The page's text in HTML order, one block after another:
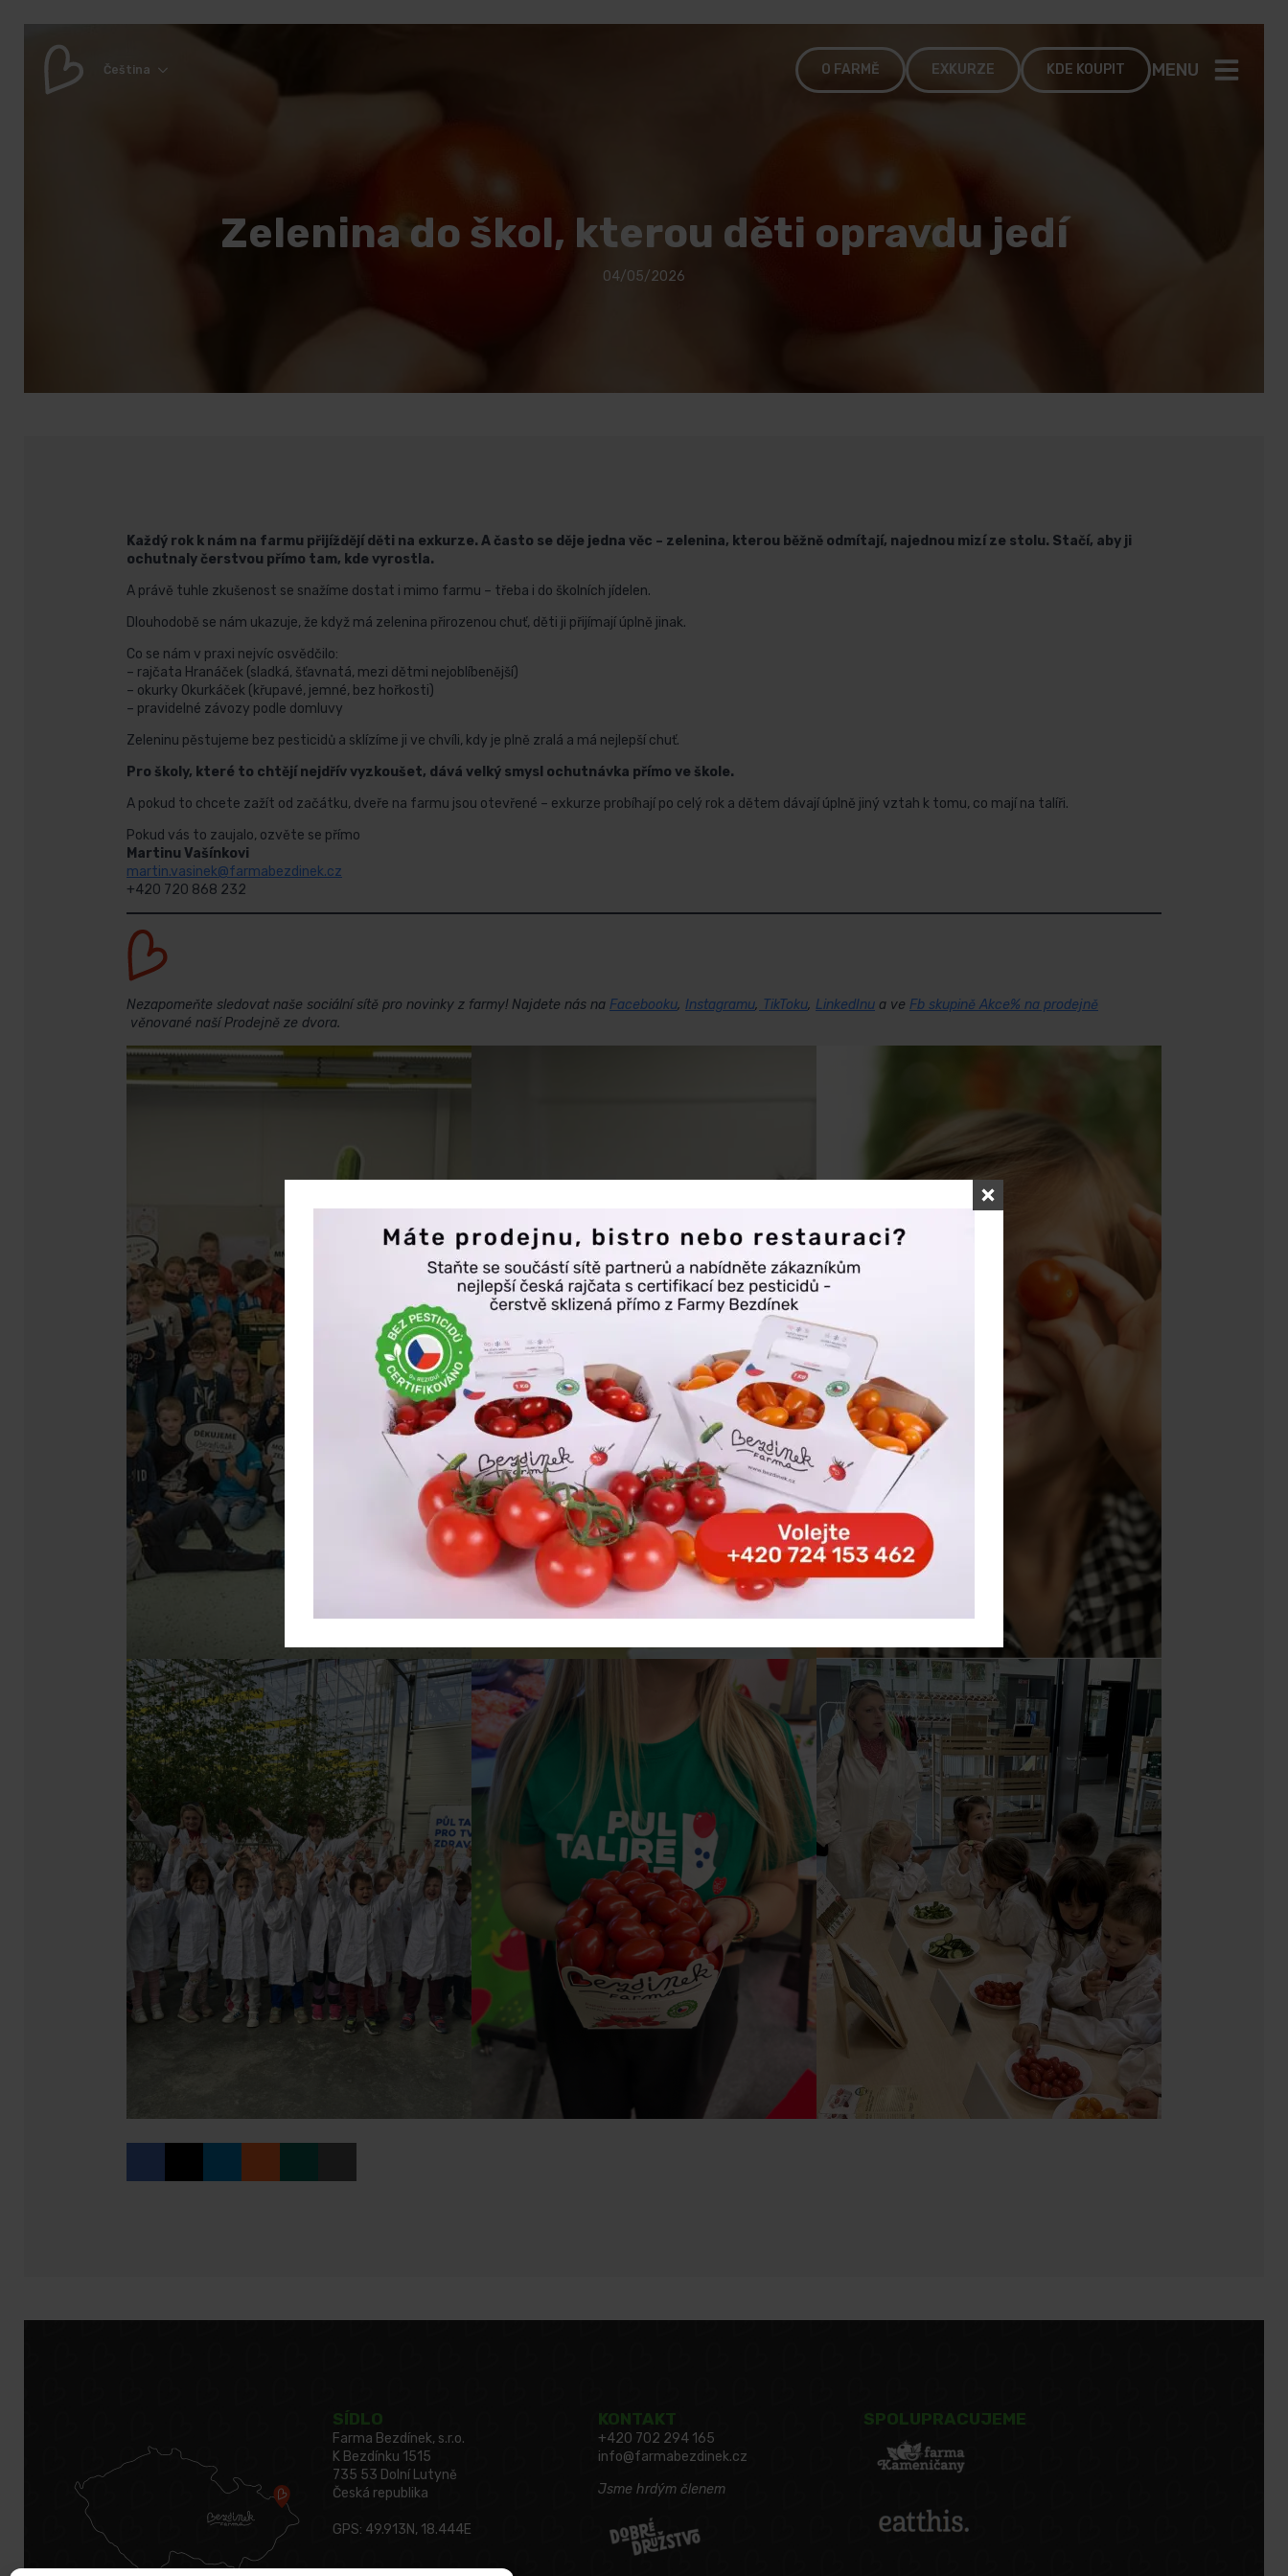
Čeština O FARMĚ EXKURZE KDE KOUPIT MENU
Zelenina do škol, kterou děti opravdu jedí
04/05/2026
Každý rok k nám na farmu přijíždějí děti na exkurze. A často se děje jedna věc – zelenina, kterou běžně odmítají, najednou mizí ze stolu. Stačí, aby ji
ochutnaly čerstvou přímo tam, kde vyrostla.
A právě tuhle zkušenost se snažíme dostat i mimo farmu – třeba i do školních jídelen.
Dlouhodobě se nám ukazuje, že když má zelenina přirozenou chuť, děti ji přijímají úplně jinak.
Co se nám v praxi nejvíc osvědčilo:
– rajčata Hranáček (sladká, šťavnatá, mezi dětmi nejoblíbenější)
– okurky Okurkáček (křupavé, jemné, bez hořkosti)
– pravidelné závozy podle domluvy
Zeleninu pěstujeme bez pesticidů a sklízíme ji ve chvíli, kdy je plně zralá a má nejlepší chuť.
Pro školy, které to chtějí nejdřív vyzkoušet, dává velký smysl ochutnávka přímo ve škole.
A pokud to chcete zažít od začátku, dveře na farmu jsou otevřené – exkurze probíhají po celý rok a dětem dávají úplně jiný vztah k tomu, co mají na talíři.
Pokud vás to zaujalo, ozvěte se přímo
Martinu Vašínkovi
martin.vasinek@farmabezdinek.cz
+420 720 868 232
Nezapomeňte sledovat naše sociální sítě pro novinky z farmy! Najdete nás na Facebooku, Instagramu, TikToku, LinkedInu a ve Fb skupině Akce% na prodejně
věnované naší Prodejně ze dvora.
SÍDLO
Farma Bezdínek, s.r.o.
K Bezdínku 1515
735 53 Dolní Lutyně
Česká republika
GPS: 49.913N, 18.444E
KONTAKT
+420 702 294 165
info@farmabezdinek.cz
Jsme hrdým členem
SPOLUPRACUJEME